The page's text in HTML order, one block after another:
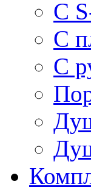
С
С
С